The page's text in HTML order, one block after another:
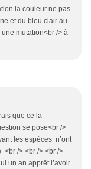
la couleur ne pas
et du bleu clair au
mutation<br /> à
que ce la
se pose<br />
les espèces n’ont
<br /> <br /> <br />
un an apprêt l’avoir